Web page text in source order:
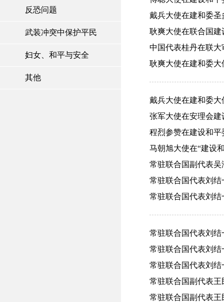
反恐问题
武装冲突中保护平民
妇女、和平与安全
其他
戴兵大使在建和委圣
耿爽大使在联合国建
中国代表桂丹在联大
耿爽大使在建和委大
戴兵大使在建和委大
张军大使在安理会建
程烈参赞在建设和平
马朝旭大使在“建设
常驻联合国副代表吴
常驻联合国代表刘结
常驻联合国代表刘结
常驻联合国代表刘结
常驻联合国代表刘结
常驻联合国代表刘结
常驻联合国副代表王
常驻联合国副代表王